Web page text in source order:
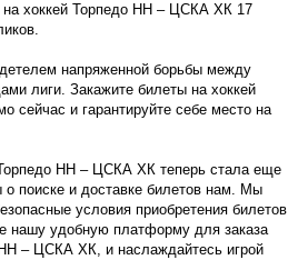
на хоккей Торпедо НН – ЦСКА ХК 17
напряженной борьбы между
лиги. Закажите билеты на хоккей
и гарантируйте себе место на
Торпедо НН – ЦСКА ХК теперь стала еще
о поиске и доставке билетов нам. Мы
условия приобретения билетов
нашу удобную платформу для заказа
– ЦСКА ХК, и наслаждайтесь игрой